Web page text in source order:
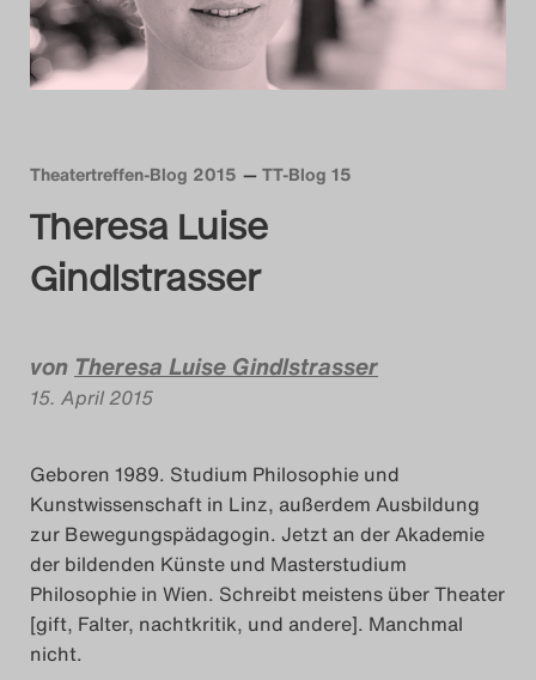
Das Theatertreffen-Blog
2014
Das Theatertreffen-Blog
2015
Das Theatertreffen-Blog
Das Theatertreffen-Blog
Das Theatertreffen-Blog
2018
Das Theatertreffen-Blog
2018 Alumni
Theatertreffen-Blog 2015 TT-Blog 15
Theresa Luise
Gindlstrasser
von Theresa Luise Gindlstrasser
15. April 2015
Geboren 1989. Studium Philosophie und
Kunstwissenschaft in Linz, außerdem Ausbildung
zur Bewegungspädagogin. Jetzt an der Akademie
der bildenden Künste und Masterstudium
Philosophie in Wien. Schreibt meistens über Theater
[gift, Falter, nachtkritik, und andere]. Manchmal
nicht.